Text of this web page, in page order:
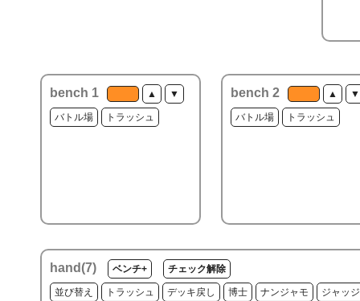
bench 1 ▲ ▼
バトル場 トラッシュ
bench 2 ▲ ▼
バトル場 トラッシュ
hand(7) ベンチ+ チェック解除
並び替え トラッシュ デッキ戻し 博士 ナンジャモ ジャッ